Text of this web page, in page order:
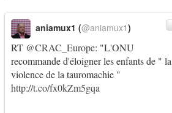
RT @CRAC_Europe: "L'ONU
recommande d'éloigner les enfants de " la
violence de la tauromachie "
http://t.co/fx0kZm5gqa
aniamux1 (@aniamux1)